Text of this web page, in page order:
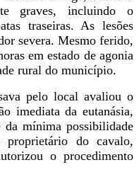
graves, incluindo o
traseiras. As lesões
severa. Mesmo ferido,
em estado de agonia
rural do município.
pelo local avaliou o
imediata da eutanásia,
da mínima possibilidade
proprietário do cavalo,
o procedimento